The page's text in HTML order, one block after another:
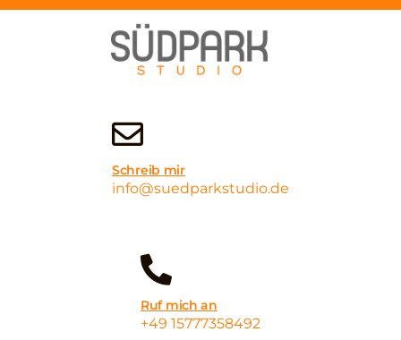
Schreib mir
info@suedparkstudio.de
Ruf mich an
+49 15777358492